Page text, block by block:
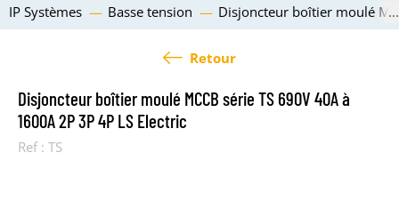
IP Systèmes Basse tension Disjoncteur boîtier moulé
Retour
Disjoncteur boîtier moulé MCCB série TS 690V 40A à
1600A 2P 3P 4P LS Electric
Ref : TS